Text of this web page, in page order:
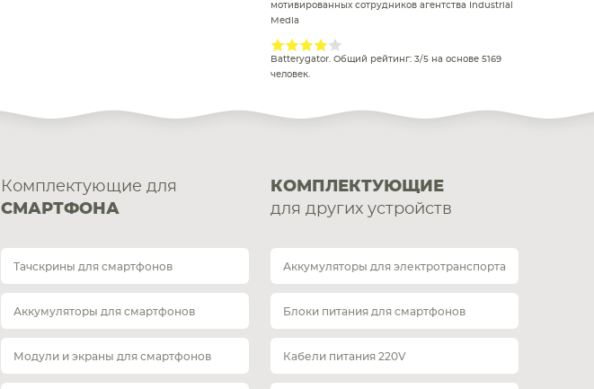
мотивированных сотрудников агентства Industrial
Media
Batterygator. Общий рейтинг: 3/5 на основе 5169
человек.
Комплектующие для
СМАРТФОНА
Тачскрины для смартфонов
Аккумуляторы для смартфонов
Модули и экраны для смартфонов
КОМПЛЕКТУЮЩИЕ
для других устройств
Аккумуляторы для электротранспорта
Блоки питания для смартфонов
Кабели питания 220V